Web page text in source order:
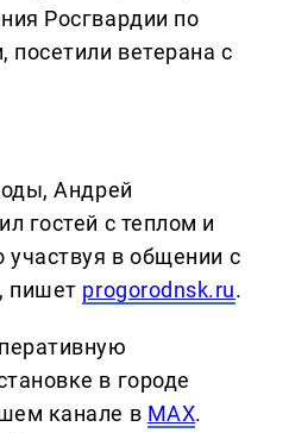
Росгвардии по
посетили ветерана с
Андрей
гостей с теплом и
участвуя в общении с
пишет progorodnsk.ru.
в городе
канале в MAX.